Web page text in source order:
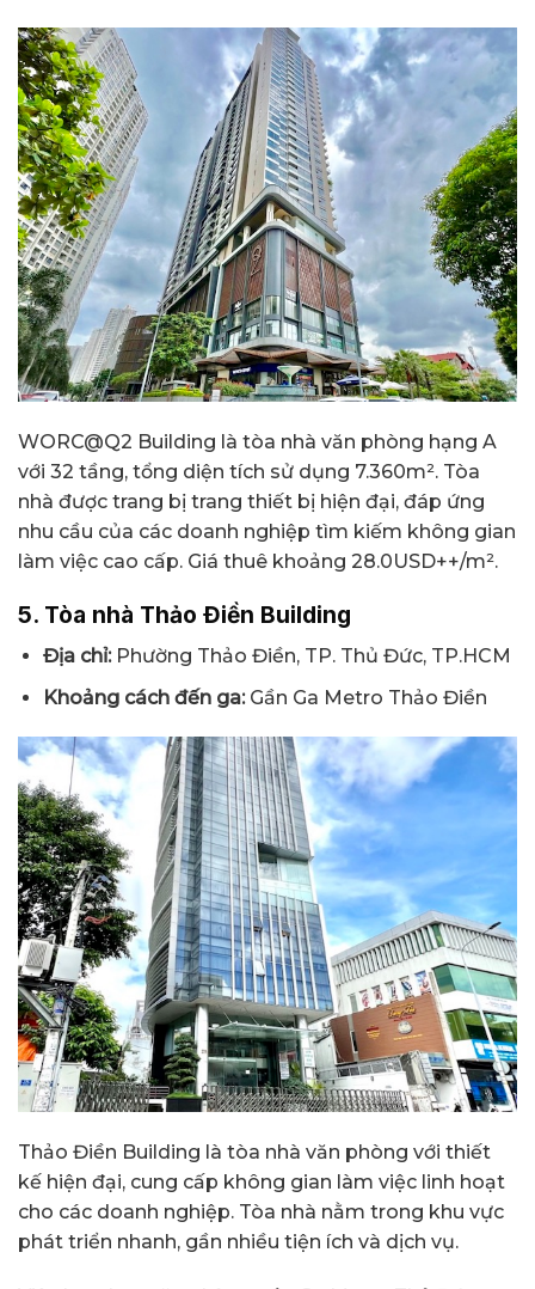
WORC@Q2 Building là tòa nhà văn phòng hạng A
với 32 tầng, tổng diện tích sử dụng 7.360m². Tòa
nhà được trang bị trang thiết bị hiện đại, đáp ứng
nhu cầu của các doanh nghiệp tìm kiếm không gian
làm việc cao cấp. Giá thuê khoảng 28.0USD++/m².
5. Tòa nhà Thảo Điền Building
Địa chỉ:Phường Thảo Điền, TP. Thủ Đức, TP.HCM
Khoảng cách đến ga:Gần Ga Metro Thảo Điền
Thảo Điền Building là tòa nhà văn phòng với thiết
kế hiện đại, cung cấp không gian làm việc linh hoạt
cho các doanh nghiệp. Tòa nhà nằm trong khu vực
phát triển nhanh, gần nhiều tiện ích và dịch vụ.